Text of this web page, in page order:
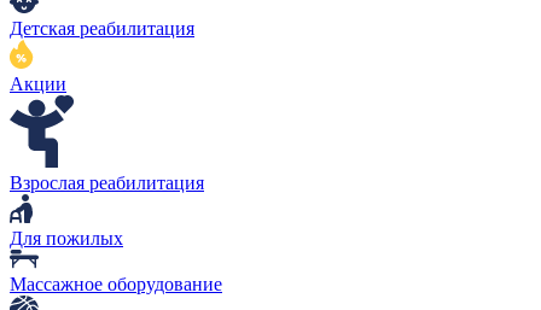
Детская реабилитация
Акции
Взрослая реабилитация
Для пожилых
Массажное оборудование